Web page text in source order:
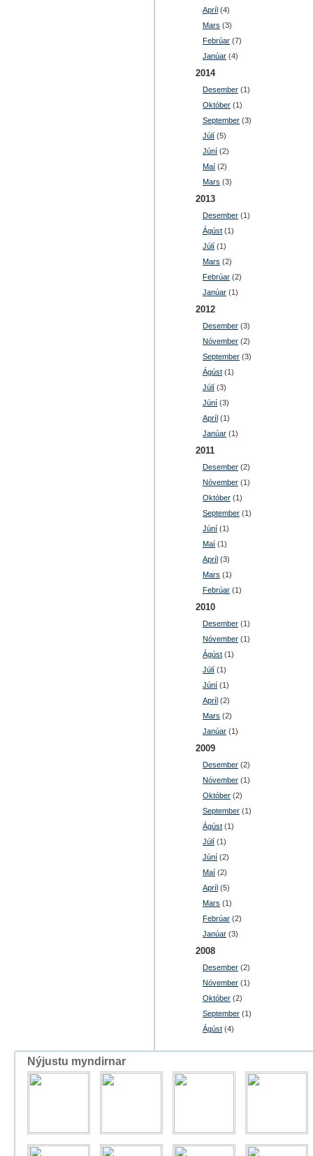
Apríl (4)
Mars (3)
Febrúar (7)
Janúar (4)
2014
Desember (1)
Október (1)
September (3)
Júlí (5)
Júní (2)
Maí (2)
Mars (3)
2013
Desember (1)
Ágúst (1)
Júlí (1)
Mars (2)
Febrúar (2)
Janúar (1)
2012
Desember (3)
Nóvember (2)
September (3)
Ágúst (1)
Júlí (3)
Júní (3)
Apríl (1)
Janúar (1)
2011
Desember (2)
Nóvember (1)
Október (1)
September (1)
Júní (1)
Maí (1)
Apríl (3)
Mars (1)
Febrúar (1)
2010
Desember (1)
Nóvember (1)
Ágúst (1)
Júlí (1)
Júní (1)
Apríl (2)
Mars (2)
Janúar (1)
2009
Desember (2)
Nóvember (1)
Október (2)
September (1)
Ágúst (1)
Júlí (1)
Júní (2)
Maí (2)
Apríl (5)
Mars (1)
Febrúar (2)
Janúar (3)
2008
Desember (2)
Nóvember (1)
Október (2)
September (1)
Ágúst (4)
Nýjustu myndirnar